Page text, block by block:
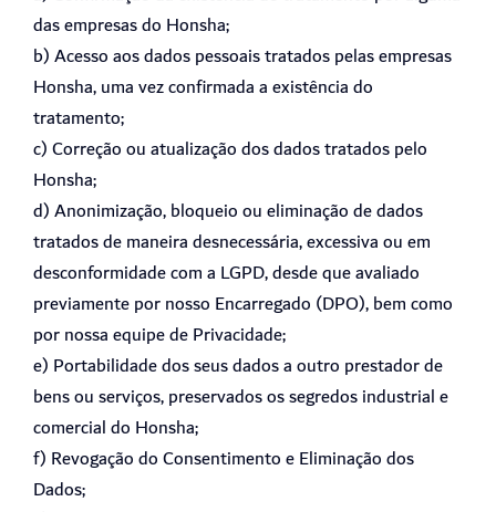
das empresas do Honsha;
b) Acesso aos dados pessoais tratados pelas empresas
Honsha, uma vez confirmada a existência do
tratamento;
c) Correção ou atualização dos dados tratados pelo
Honsha;
d) Anonimização, bloqueio ou eliminação de dados
tratados de maneira desnecessária, excessiva ou em
desconformidade com a LGPD, desde que avaliado
previamente por nosso Encarregado (DPO), bem como
por nossa equipe de Privacidade;
e) Portabilidade dos seus dados a outro prestador de
bens ou serviços, preservados os segredos industrial e
comercial do Honsha;
f) Revogação do Consentimento e Eliminação dos
Dados;